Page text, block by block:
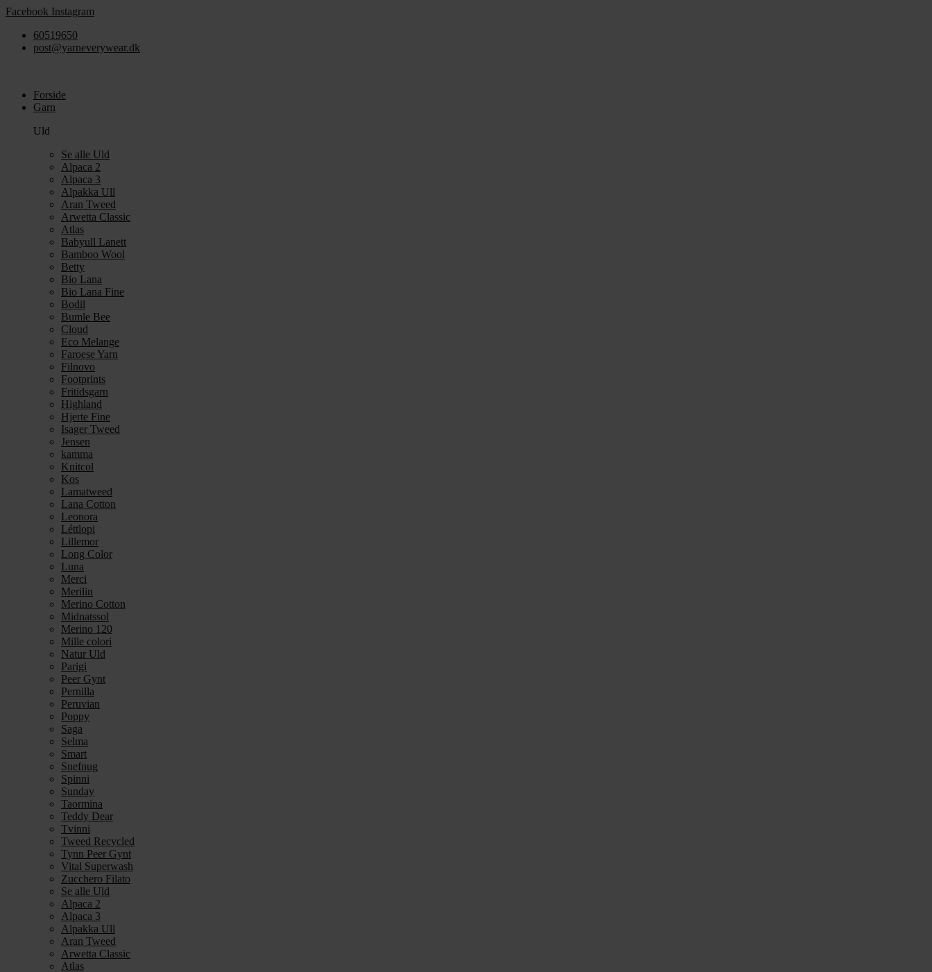
Videre
indhold
Facebook Instagram
60519650
post@yarneverywear.dk
Forside
Garn
Uld
Se alle Uld
Alpaca 2
Alpaca 3
Alpakka Ull
Aran Tweed
Arwetta Classic
Atlas
Babyull Lanett
Bamboo Wool
Betty
Bio Lana
Bio Lana Fine
Bodil
Bumle Bee
Cloud
Eco Melange
Faroese Yarn
Filnovo
Footprints
Fritidsgarn
Highland
Hjerte Fine
Isager Tweed
Jensen
kamma
Knitcol
Kos
Lamatweed
Lana Cotton
Leonora
Léttlopi
Lillemor
Long Color
Luna
Merci
Merilin
Merino Cotton
Midnatssol
Merino 120
Mille colori
Natur Uld
Parigi
Peer Gynt
Pernilla
Peruvian
Poppy
Saga
Selma
Smart
Snefnug
Spinni
Sunday
Taormina
Teddy Dear
Tvinni
Tweed Recycled
Tynn Peer Gynt
Vital Superwash
Zucchero Filato
Se alle Uld
Alpaca 2
Alpaca 3
Alpakka Ull
Aran Tweed
Arwetta Classic
Atlas